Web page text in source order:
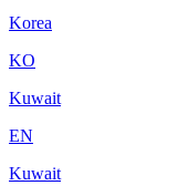
Korea
KO
Kuwait
EN
Kuwait